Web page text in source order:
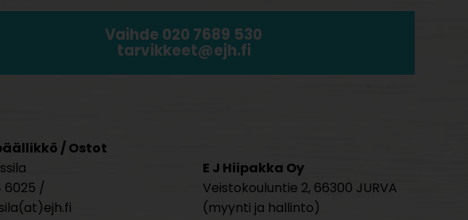
Vaihde 020 7689 530
tarvikkeet@ejh.fi
/ Ostot
6025 /
E J Hiipakka Oy
Veistokouluntie 2, 66300 JURVA
(myynti ja hallinto)